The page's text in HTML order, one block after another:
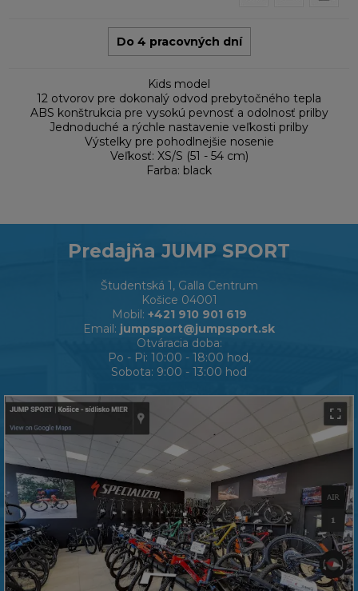
Do 4 pracovných dní
Kids model
12 otvorov pre dokonalý odvod prebytočného tepla
ABS konštrukcia pre vysokú pevnosť a odolnosť prilby
Jednoduché a rýchle nastavenie veľkosti prilby
Výstelky pre pohodlnejšie nosenie
Veľkosť: XS/S (51 - 54 cm)
Farba: black
Predajňa JUMP SPORT
Študentská 1, Galla Centrum
Košice 04001
Mobil: +421 910 901 619
Email: jumpsport@jumpsport.sk
Otváracia doba:
Po - Pi: 10:00 - 18:00 hod,
Sobota: 9:00 - 13:00 hod